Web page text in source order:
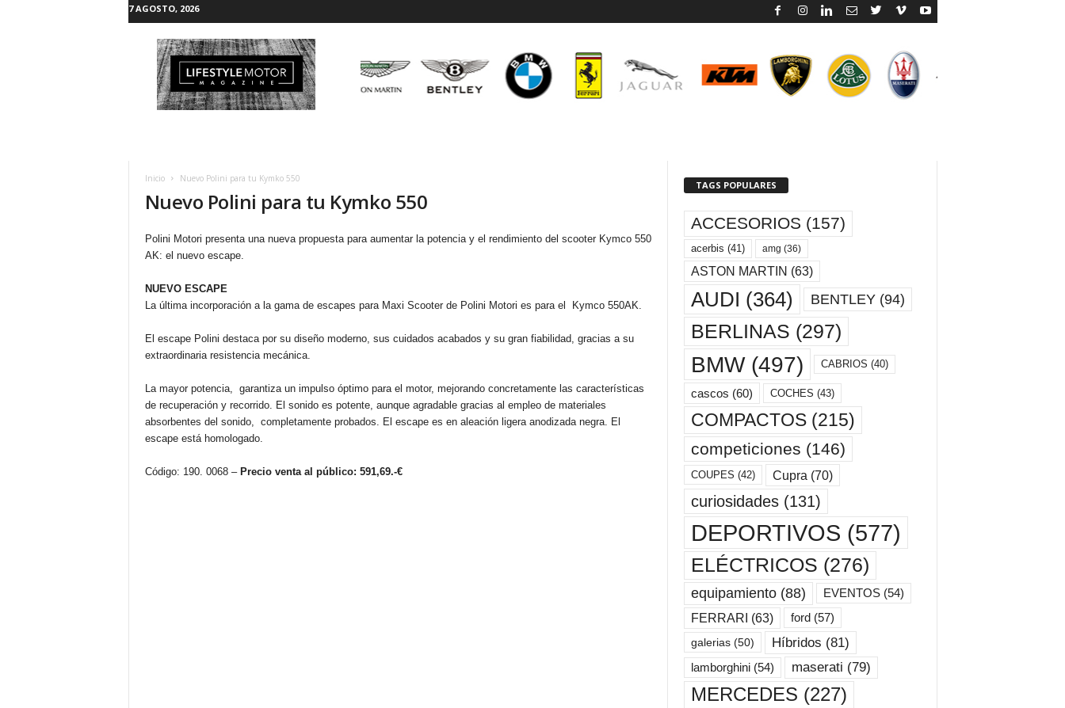
7 AGOSTO, 2026
Inicio Nuevo Polini para tu Kymko 550
Nuevo Polini para tu Kymko 550
Polini Motori presenta una nueva propuesta para aumentar la potencia y el rendimiento del scooter Kymco 550
AK: el nuevo escape.
NUEVO ESCAPE
La última incorporación a la gama de escapes para Maxi Scooter de Polini Motori es para el Kymco 550AK.
El escape Polini destaca por su diseño moderno, sus cuidados acabados y su gran fiabilidad, gracias a su
extraordinaria resistencia mecánica.
La mayor potencia, garantiza un impulso óptimo para el motor, mejorando concretamente las características
de recuperación y recorrido. El sonido es potente, aunque agradable gracias al empleo de materiales
absorbentes del sonido, completamente probados. El escape es en aleación ligera anodizada negra. El
escape está homologado.
Código: 190. 0068 – Precio venta al público: 591,69.-€
TAGS POPULARES
ACCESORIOS (157)
acerbis (41) amg (36)
ASTON MARTIN (63)
AUDI (364) BENTLEY(94)
BERLINAS (297)
BMW(497) CABRIOS (40)
cascos (60) COCHES (43)
COMPACTOS(215)
competiciones (146)
COUPES (42) Cupra (70)
curiosidades(131)
DEPORTIVOS (577)
ELÉCTRICOS (276)
equipamiento(88) EVENTOS(54)
FERRARI (63) ford(57)
galerias(50) Híbridos (81)
lamborghini(54) maserati (79)
MERCEDES (227)